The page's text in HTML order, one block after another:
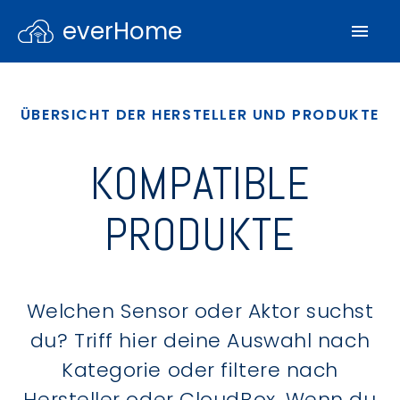
everHome
ÜBERSICHT DER HERSTELLER UND PRODUKTE
KOMPATIBLE
PRODUKTE
Welchen Sensor oder Aktor suchst
du? Triff hier deine Auswahl nach
Kategorie oder filtere nach